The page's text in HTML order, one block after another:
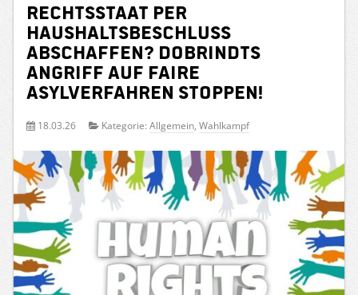
Rechtsstaat per
Haushaltsbeschluss
abschaffen? Dobrindts
Angriff auf faire
Asylverfahren stoppen!
18.03.26 Kategorie: Allgemein, Wahlkampf